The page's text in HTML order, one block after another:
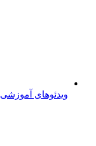
ویدئوهای آموزشی